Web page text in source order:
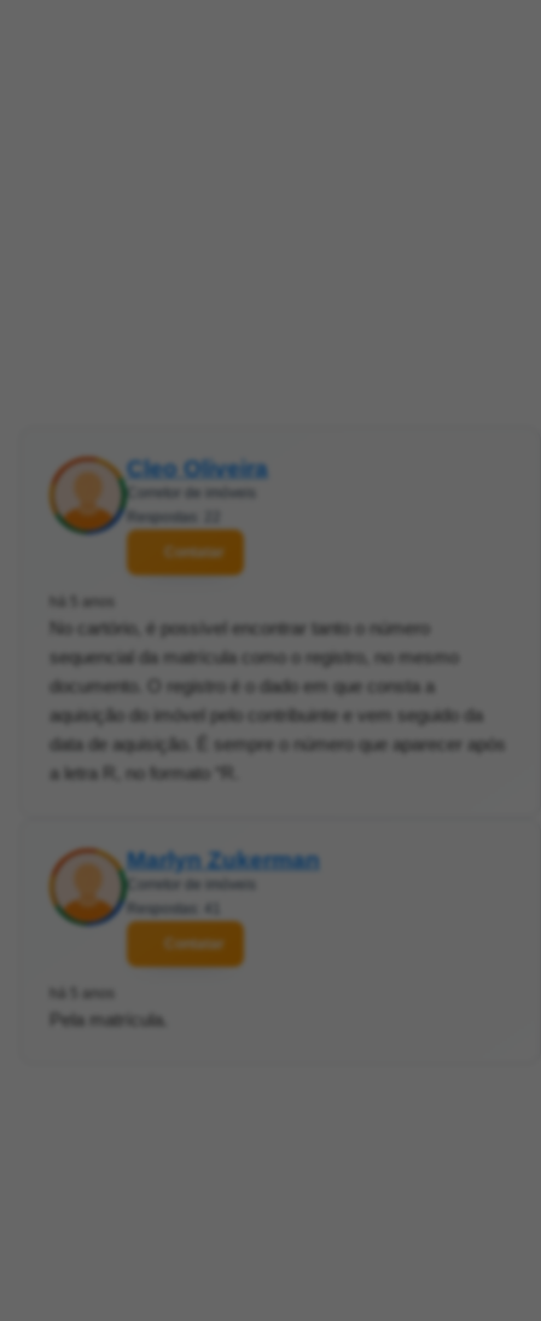
Cleo Oliveira
Corretor de imóveis
Respostas: 22
Contatar
há 5 anos
No cartório, é possível encontrar tanto o número
sequencial da matrícula como o registro, no mesmo
documento. O registro é o dado em que consta a
aquisição do imóvel pelo contribuinte e vem seguido da
data de aquisição. É sempre o número que aparecer após
a letra R, no formato “R.
Marlyn Zukerman
Corretor de imóveis
Respostas: 41
Contatar
há 5 anos
Pela matrícula.